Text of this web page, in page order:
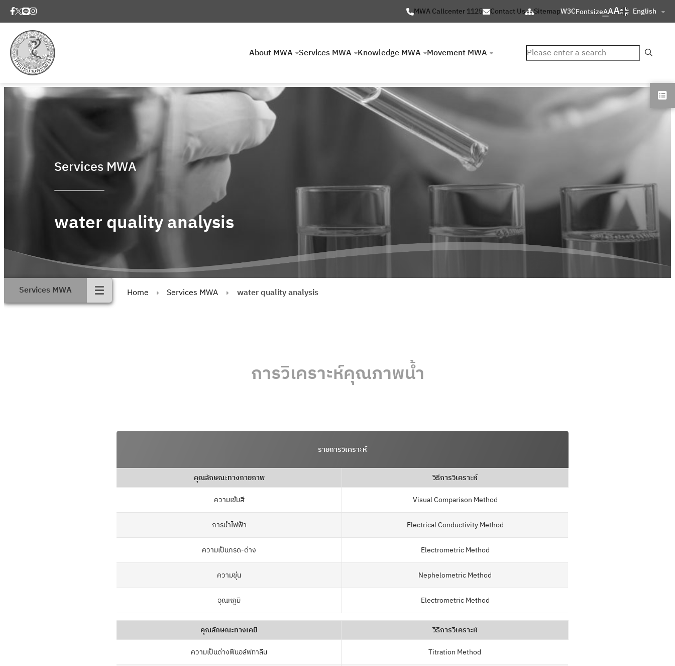
MWA Callcenter 1125 Contact Us SitemapW3CFontsizeAAA English
About MWA Services MWA Knowledge MWA Movement MWA ค้นหา
Services MWA
water quality analysis
Services MWA Home Services MWA water quality analysis
การวิเคราะห์คุณภาพน้ำ
รายการวิเคราะห์
คุณลักษณะทางกายภาพ
วิธีการวิเคราะห์
ความเข้มสี
Visual Comparison Method
การนำไฟฟ้า Electrical Conductivity Method
ความเป็นกรด-ด่าง Electrometric Method
ความขุ่น Nephelometric Method
อุณหภูมิ Electrometric Method
คุณลักษณะทางเคมี
วิธีการวิเคราะห์
ความเป็นด่างฟินอล์ฟทาลีน
Titration Method